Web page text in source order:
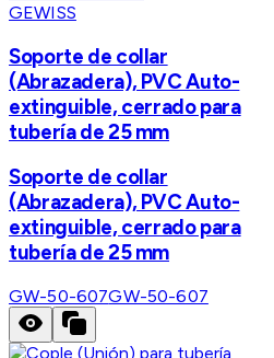
GEWISS
Soporte de collar
(Abrazadera), PVC Auto-
extinguible, cerrado para
tubería de 25 mm
Soporte de collar
(Abrazadera), PVC Auto-
extinguible, cerrado para
tubería de 25 mm
GW-50-607GW-50-607